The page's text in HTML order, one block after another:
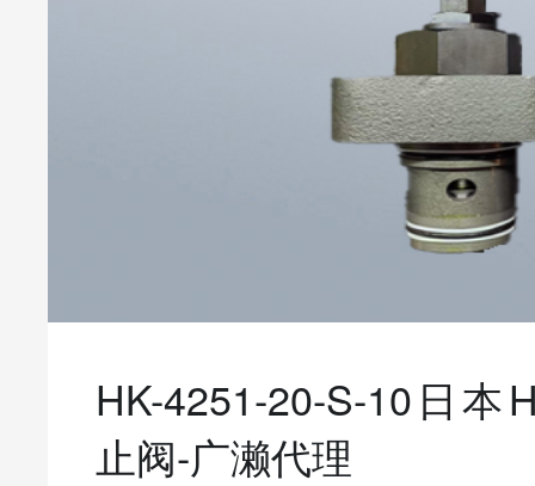
HK-4251-20-S-10日本
止阀-广濑代理